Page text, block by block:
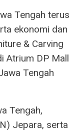
Tengah terus
ekonomi dan
& Carving
Atrium DP Mall
Tengah
Tengah,
Jepara, serta